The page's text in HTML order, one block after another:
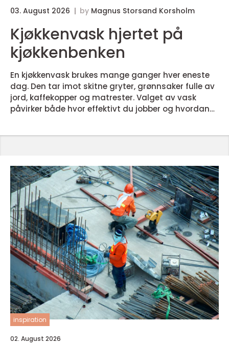
03. August 2026 by Magnus Storsand Korsholm
Kjøkkenvask hjertet på
kjøkkenbenken
En kjøkkenvask brukes mange ganger hver eneste
dag. Den tar imot skitne gryter, grønnsaker fulle av
jord, kaffekopper og matrester. Valget av vask
påvirker både hvor effektivt du jobber og hvordan
uttrykk. Velge riktig størrelse, form og montering N...
inspiration
02. August 2026